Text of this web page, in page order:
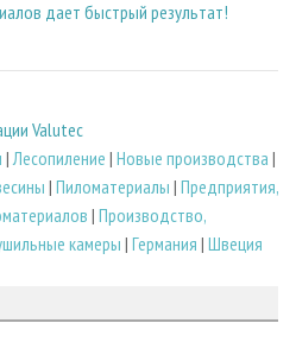
дает быстрый результат!
Valutec
| Лесопиление | Новые производства |
| Пиломатериалы | Предприятия,
| Производство,
камеры | Германия | Швеция